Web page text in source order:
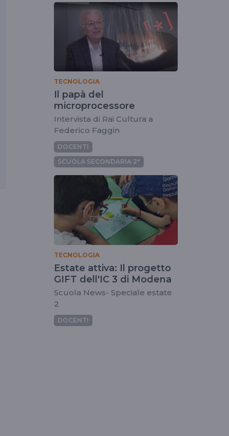
Internet
TECNOLOGIA
Il papà del
microprocessore
Intervista di Rai Cultura a
Federico Faggin
DOCENTI
SCUOLA SECONDARIA 2°
TECNOLOGIA
Estate attiva: Il progetto
GIFT dell'IC 3 di Modena
Scuola News- Speciale estate
2
DOCENTI